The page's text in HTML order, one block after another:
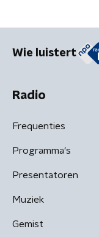
Wie luistert
Radio
Frequenties
Programma's
Presentatoren
Muziek
Gemist